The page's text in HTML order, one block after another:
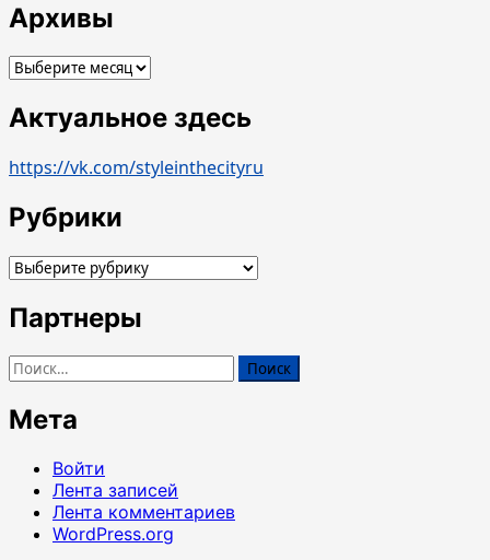
Архивы
Архивы
Актуальное здесь
https://vk.com/styleinthecityru
Рубрики
Рубрики
Партнеры
Найти:
Мета
Войти
Лента записей
Лента комментариев
WordPress.org